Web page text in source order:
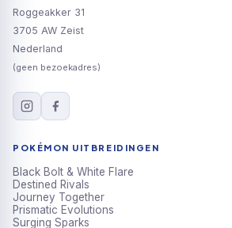
Roggeakker 31
3705 AW Zeist
Nederland
(geen bezoekadres)
POKÉMON UITBREIDINGEN
Black Bolt & White Flare
Destined Rivals
Journey Together
Prismatic Evolutions
Surging Sparks